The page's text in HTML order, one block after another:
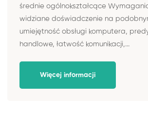
średnie ogólnokształcące
widziane doświadczenie na
umiejętność obsługi komputera,
handlowe, łatwość komunikacji,...
Więcej informacji